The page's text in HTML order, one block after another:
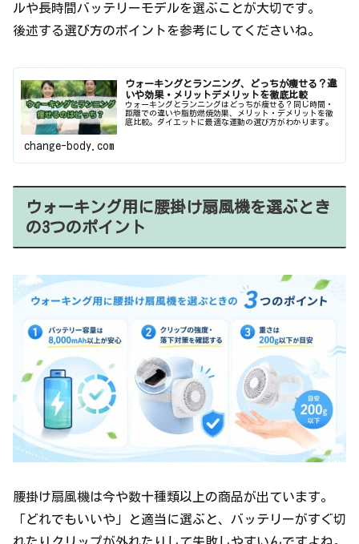
ルや長時間バッテリーモデルを選ぶことが大切です。
後述する選び方のポイントを参考にしてくださいね。
ウォーキングとランニング、どっちが痩せる？違
いや効果・メリットデメリットを徹底比較
ウォーキングとランニングはどっちが痩せる？同じ時間・
距離での違いや脂肪燃焼効果、メリット・デメリットを徹
底比較。ダイエットに最適な運動の選び方がわかります。
change-body.com
ウォーキング用に腰掛け扇風機を選ぶとき
の3つのポイント
腰掛け扇風機は今や数十種類以上の商品が出ています。
「どれでもいいや」と適当に選ぶと、バッテリーがすぐ切
れたりクリップが外れたりして失敗しやすいんですよね。